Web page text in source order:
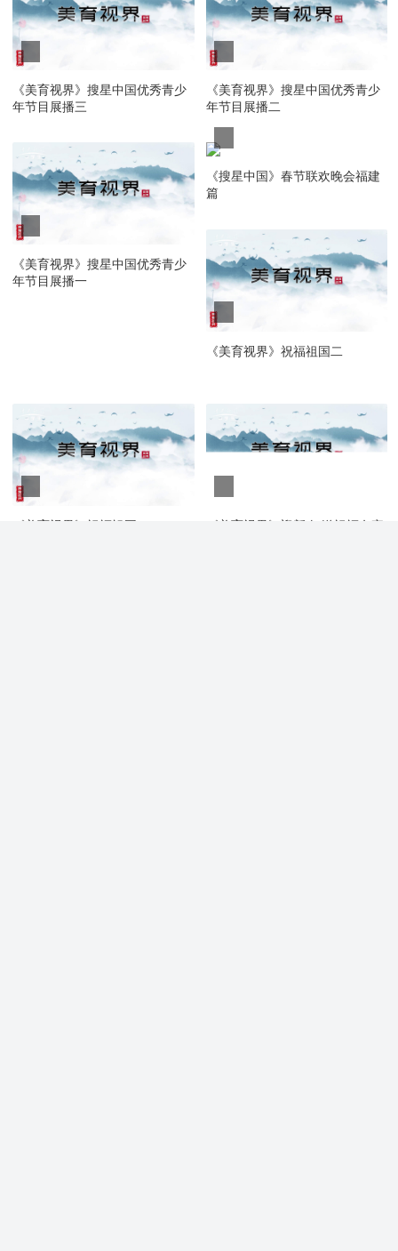
《美育视界》搜星中国优秀青少
年节目展播三
《美育视界》搜星中国优秀青少
年节目展播二
《美育视界》搜星中国优秀青少
年节目展播一
《搜星中国》春节联欢晚会福建
篇
《美育视界》祝福祖国二
《美育视界》祝福祖国一
《美育视界》迎新春·送祝福名家